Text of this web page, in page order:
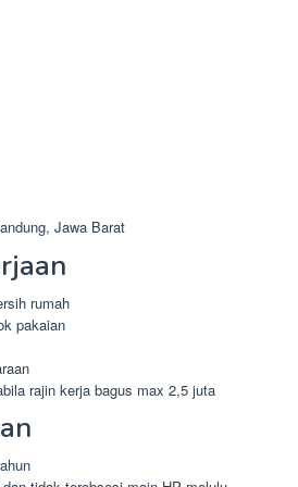
Jawa Barat
rumah
pakaian
rajin kerja bagus max 2,5 juta